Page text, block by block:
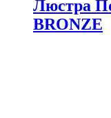
Люстра
BRONZE